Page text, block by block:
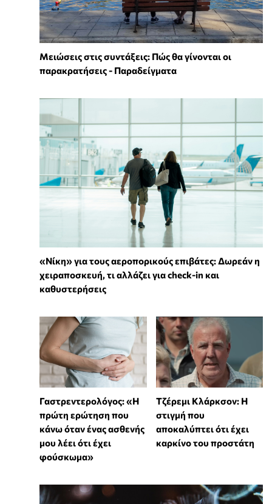
Μειώσεις στις συντάξεις: Πώς θα γίνονται οι
παρακρατήσεις - Παραδείγματα
«Νίκη» για τους αεροπορικούς επιβάτες: Δωρεάν η
χειραποσκευή, τι αλλάζει για check-in και
καθυστερήσεις
Γαστρεντερολόγος: «Η
πρώτη ερώτηση που
κάνω όταν ένας ασθενής
μου λέει ότι έχει
φούσκωμα»
Τζέρεμι Κλάρκσον: Η
στιγμή που
αποκαλύπτει ότι έχει
καρκίνο του προστάτη